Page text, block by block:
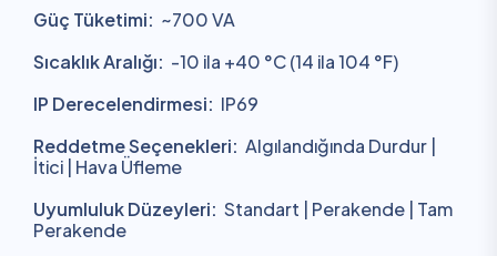
Güç Tüketimi: ~700 VA
Sıcaklık Aralığı: -10 ila +40 °C (14 ila 104 °F)
IP Derecelendirmesi: IP69
Reddetme Seçenekleri: Algılandığında Durdur |
İtici | Hava Üfleme
Uyumluluk Düzeyleri: Standart | Perakende | Tam
Perakende